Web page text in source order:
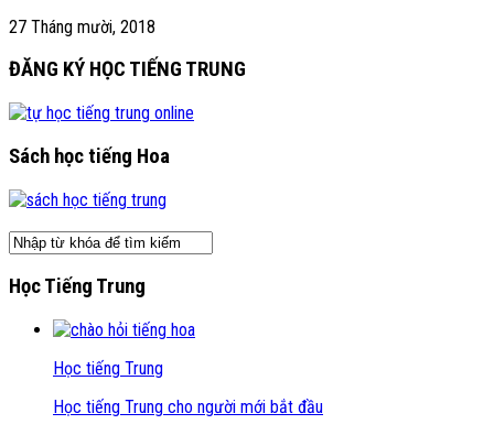
27 Tháng mười, 2018
ĐĂNG KÝ HỌC TIẾNG TRUNG
Sách học tiếng Hoa
Học Tiếng Trung
Học tiếng Trung
Học tiếng Trung cho người mới bắt đầu